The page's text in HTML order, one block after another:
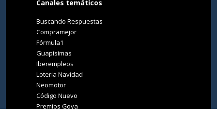
Canales temáticos
Buscando Respuestas
Compramejor
Fórmula1
Guapisimas
Iberempleos
Loteria Navidad
Neomotor
Código Nuevo
Premios Goya